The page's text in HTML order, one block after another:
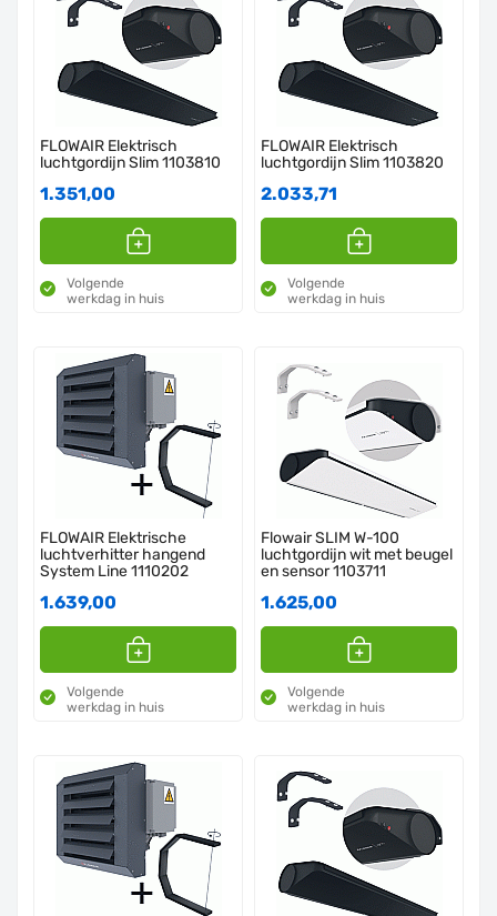
FLOWAIR Elektrisch
luchtgordijn Slim 1103810
1.351,00
Volgende
werkdag in huis
FLOWAIR Elektrisch
luchtgordijn Slim 1103820
2.033,71
Volgende
werkdag in huis
FLOWAIR Elektrische
luchtverhitter hangend
System Line 1110202
1.639,00
Volgende
werkdag in huis
Flowair SLIM W-100
luchtgordijn wit met beugel
en sensor 1103711
1.625,00
Volgende
werkdag in huis